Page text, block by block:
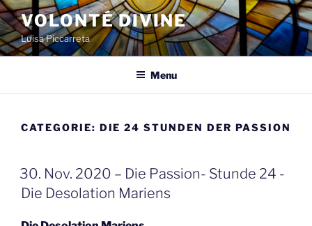
Spring
naar
de
inhoud
VOLONTÉ DIVINE
Luisa Piccarreta
Menu
CATEGORIE: DIE 24 STUNDEN DER PASSION
GEPLAATST
OP
30. Nov. 2020 – Die Passion- Stunde 24 -
Die Desolation Mariens